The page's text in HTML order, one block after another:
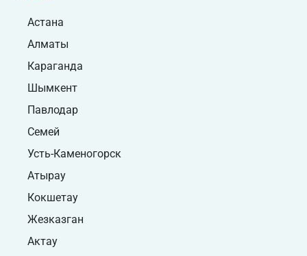
Астана
Алматы
Караганда
Шымкент
Павлодар
Семей
Усть-Каменогорск
Атырау
Кокшетау
Жезказган
Актау